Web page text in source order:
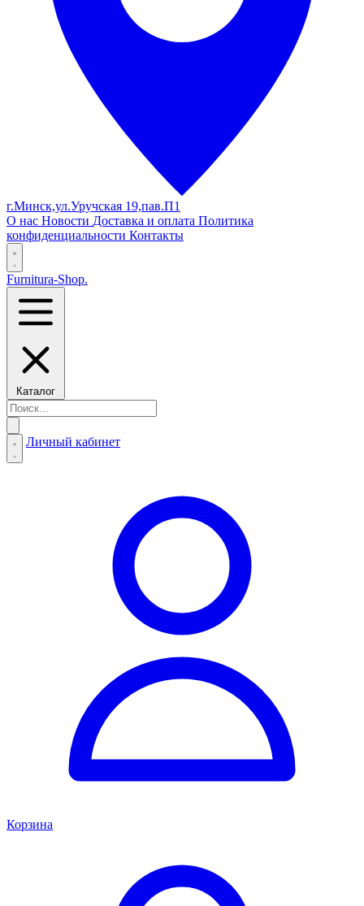
г.Минск,ул.Уручская 19,пав.П1
О нас Новости Доставка и оплата Политика
конфиденциальности Контакты
Furnitura-Shop.
Каталог
Личный кабинет
Корзина